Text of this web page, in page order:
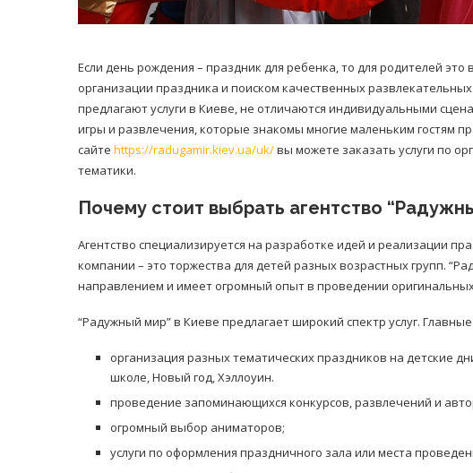
Если день рождения – праздник для ребенка, то для родителей это
организации праздника и поиском качественных
предлагают услуги в Киеве, не отличаются индивидуальными
игры и развлечения, которые знакомы многие маленьким гостям
сайте https://radugamir.kiev.ua/uk/вы можете заказать услуги по
тематики.
Почему стоит выбрать агентство
Агентство специализируется на разработке идей и реализации
компании – это торжества для детей разных возрастных групп.
направлением и имеет огромный опыт в проведении
“Радужный мир” в Киеве предлагает широкий спектр услуг.
организация разных тематических праздников на детские
школе, Новый год, Хэллоуин.
проведение запоминающихся конкурсов, развлечений и
огромный выбор аниматоров;
услуги по оформления праздничного зала или места